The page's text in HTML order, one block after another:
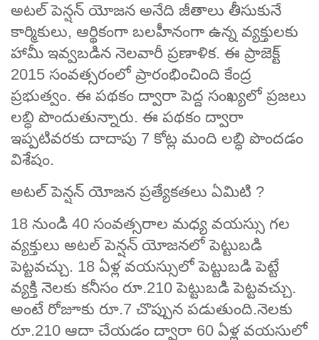
అటల్ పెన్షన్ యోజన అనేది జీతాలు తీసుకునే
కార్మికులు, ఆర్థికంగా బలహీనంగా ఉన్న వ్యక్తులకు
హామీ ఇవ్వబడిన నెలవారీ ప్రణాళిక. ఈ ప్రాజెక్ట్
2015 సంవత్సరంలో ప్రారంభించింది కేంద్ర
ప్రభుత్వం. ఈ పథకం ద్వారా పెద్ద సంఖ్యలో ప్రజలు
లబ్ధి పొందుతున్నారు. ఈ పథకం ద్వారా
ఇప్పటివరకు దాదాపు 7 కోట్ల మంది లబ్ధి పొందడం
విశేషం.
అటల్ పెన్షన్ యోజన ప్రత్యేకతలు ఏమిటి ?
18 నుండి 40 సంవత్సరాల మధ్య వయస్సు గల
వ్యక్తులు అటల్ పెన్షన్ యోజనలో పెట్టుబడి
పెట్టవచ్చు. 18 ఏళ్ల వయస్సులో పెట్టుబడి పెట్టే
వ్యక్తి నెలకు కనీసం రూ.210 పెట్టుబడి పెట్టవచ్చు.
అంటే రోజూకు రూ.7 చొప్పున పడుతుంది.నెలకు
రూ.210 ఆదా చేయడం ద్వారా 60 ఏళ్ల వయసులో